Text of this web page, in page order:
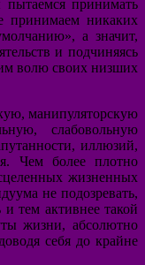
принимать
никаких
а значит,
и подчиняясь
волю своих низших
манипуляторскую
слабовольную
иллюзий,
Чем более плотно
жизненных
не подозревать,
тем активнее такой
жизни, абсолютно
себя до крайне